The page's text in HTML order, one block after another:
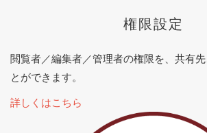
権限設定
閲覧者／編集者／管理者の権限を、共有
とができます。
詳しくはこちら